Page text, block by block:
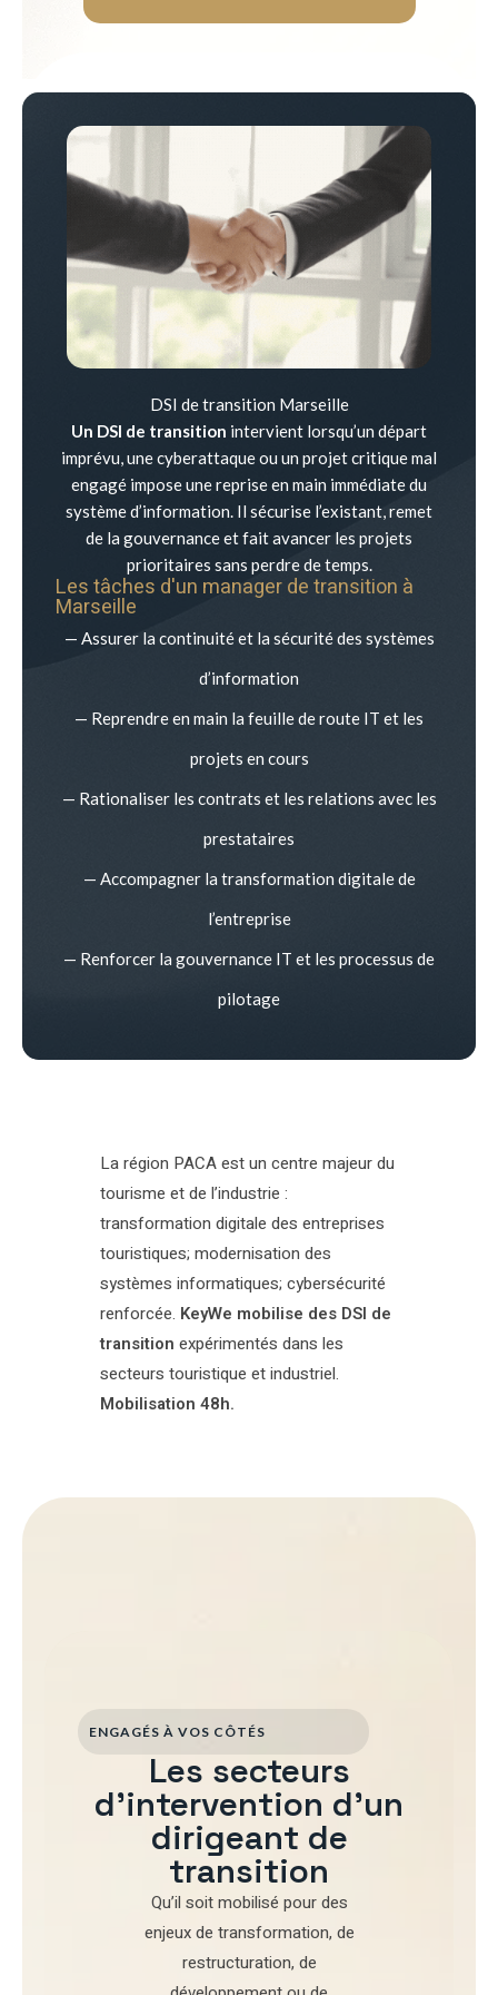
DSI de transition Marseille
Un DSI de transition intervient lorsqu’un départ
imprévu, une cyberattaque ou un projet critique mal
engagé impose une reprise en main immédiate du
système d’information. Il sécurise l’existant, remet
de la gouvernance et fait avancer les projets
prioritaires sans perdre de temps.
Les tâches d'un manager de transition à
Marseille
— Assurer la continuité et la sécurité des systèmes
d’information
— Reprendre en main la feuille de route IT et les
projets en cours
— Rationaliser les contrats et les relations avec les
prestataires
— Accompagner la transformation digitale de
l’entreprise
— Renforcer la gouvernance IT et les processus de
pilotage
La région PACA est un centre majeur du
tourisme et de l’industrie :
transformation digitale des entreprises
touristiques; modernisation des
systèmes informatiques; cybersécurité
renforcée. KeyWe mobilise des DSI de
transition expérimentés dans les
secteurs touristique et industriel.
Mobilisation 48h.
ENGAGÉS À VOS CÔTÉS
Les secteurs
d'intervention d'un
dirigeant de
transition
Qu’il soit mobilisé pourdes
enjeux de transformation, de
restructuration, de